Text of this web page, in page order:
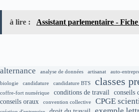
à lire : Assistant parlementaire -
alternance analyse de données artisanat auto-
biologie candidature candidature BTS classes
coffre-fort numérique conditions de travail conseils
conseils oraux
convention collective CPGE